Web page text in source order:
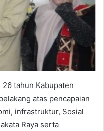
26 tahun Kabupaten
atas pencapaian
infrastruktur, Sosial
Raya serta